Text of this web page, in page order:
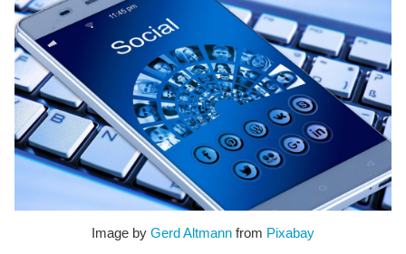
Image by Gerd Altmann from Pixabay